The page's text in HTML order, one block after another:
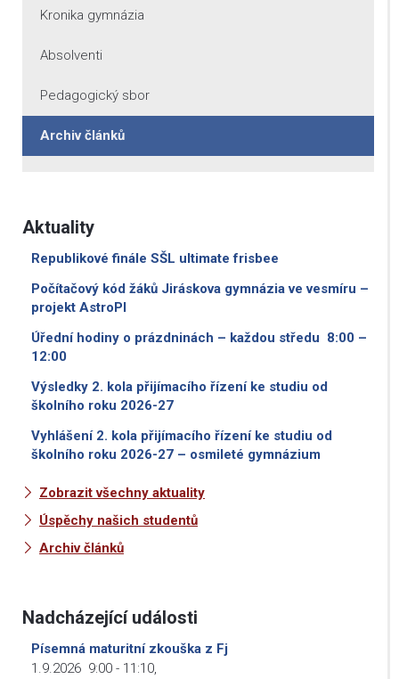
Kronika gymnázia
Absolventi
Pedagogický sbor
Archiv článků
Aktuality
Republikové finále SŠL ultimate frisbee
Počítačový kód žáků Jiráskova gymnázia ve vesmíru –
projekt AstroPI
Úřední hodiny o prázdninách – každou středu 8:00 –
12:00
Výsledky 2. kola přijímacího řízení ke studiu od
školního roku 2026-27
Vyhlášení 2. kola přijímacího řízení ke studiu od
školního roku 2026-27 – osmileté gymnázium
Zobrazit všechny aktuality
Úspěchy našich studentů
Archiv článků
Nadcházející události
Písemná maturitní zkouška z Fj
1.9.2026 9:00 - 11:10,